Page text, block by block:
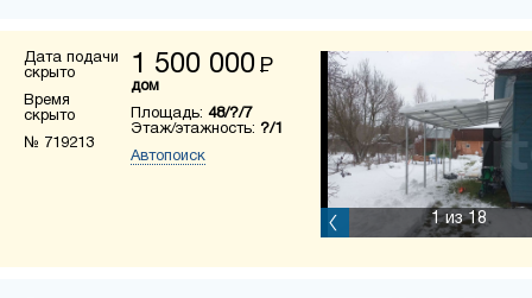
Дата подачи
скрыто
Время
скрыто
№ 719213
1 500 000 Р
дом
Площадь: 48/?/7
Этаж/этажность: ?/1
Автопоиск
1из 18